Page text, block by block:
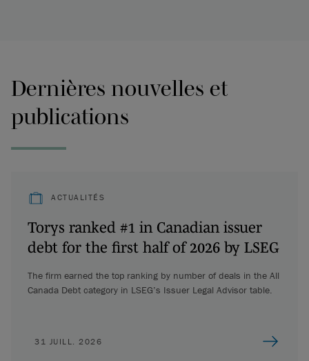
Dernières nouvelles et
publications
ACTUALITÉS
Torys ranked #1 in Canadian issuer
debt for the first half of 2026 by LSEG
The firm earned the top ranking by number of deals in the All
Canada Debt category in LSEG’s Issuer Legal Advisor table.
31 JUILL. 2026